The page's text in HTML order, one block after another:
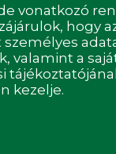
vonatkozó
hogy
valamint a
kezelje.